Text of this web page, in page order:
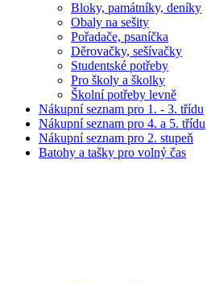
Bloky, památníky, deníky
Obaly na sešity
Pořadače, psaníčka
Děrovačky, sešívačky
Studentské potřeby
Pro školy a školky
Školní potřeby levně
Nákupní seznam pro 1. - 3. třídu
Nákupní seznam pro 4. a 5. třídu
Nákupní seznam pro 2. stupeň
Batohy a tašky pro volný čas